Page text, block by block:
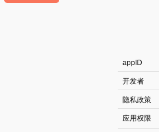
appID
开发者
隐私政策
应用权限